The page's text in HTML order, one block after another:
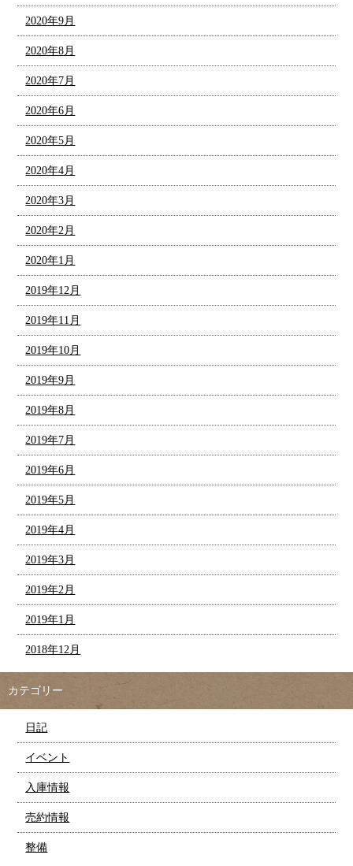
2020年9月
2020年8月
2020年7月
2020年6月
2020年5月
2020年4月
2020年3月
2020年2月
2020年1月
2019年12月
2019年11月
2019年10月
2019年9月
2019年8月
2019年7月
2019年6月
2019年5月
2019年4月
2019年3月
2019年2月
2019年1月
2018年12月
カテゴリー
日記
イベント
入庫情報
売約情報
整備